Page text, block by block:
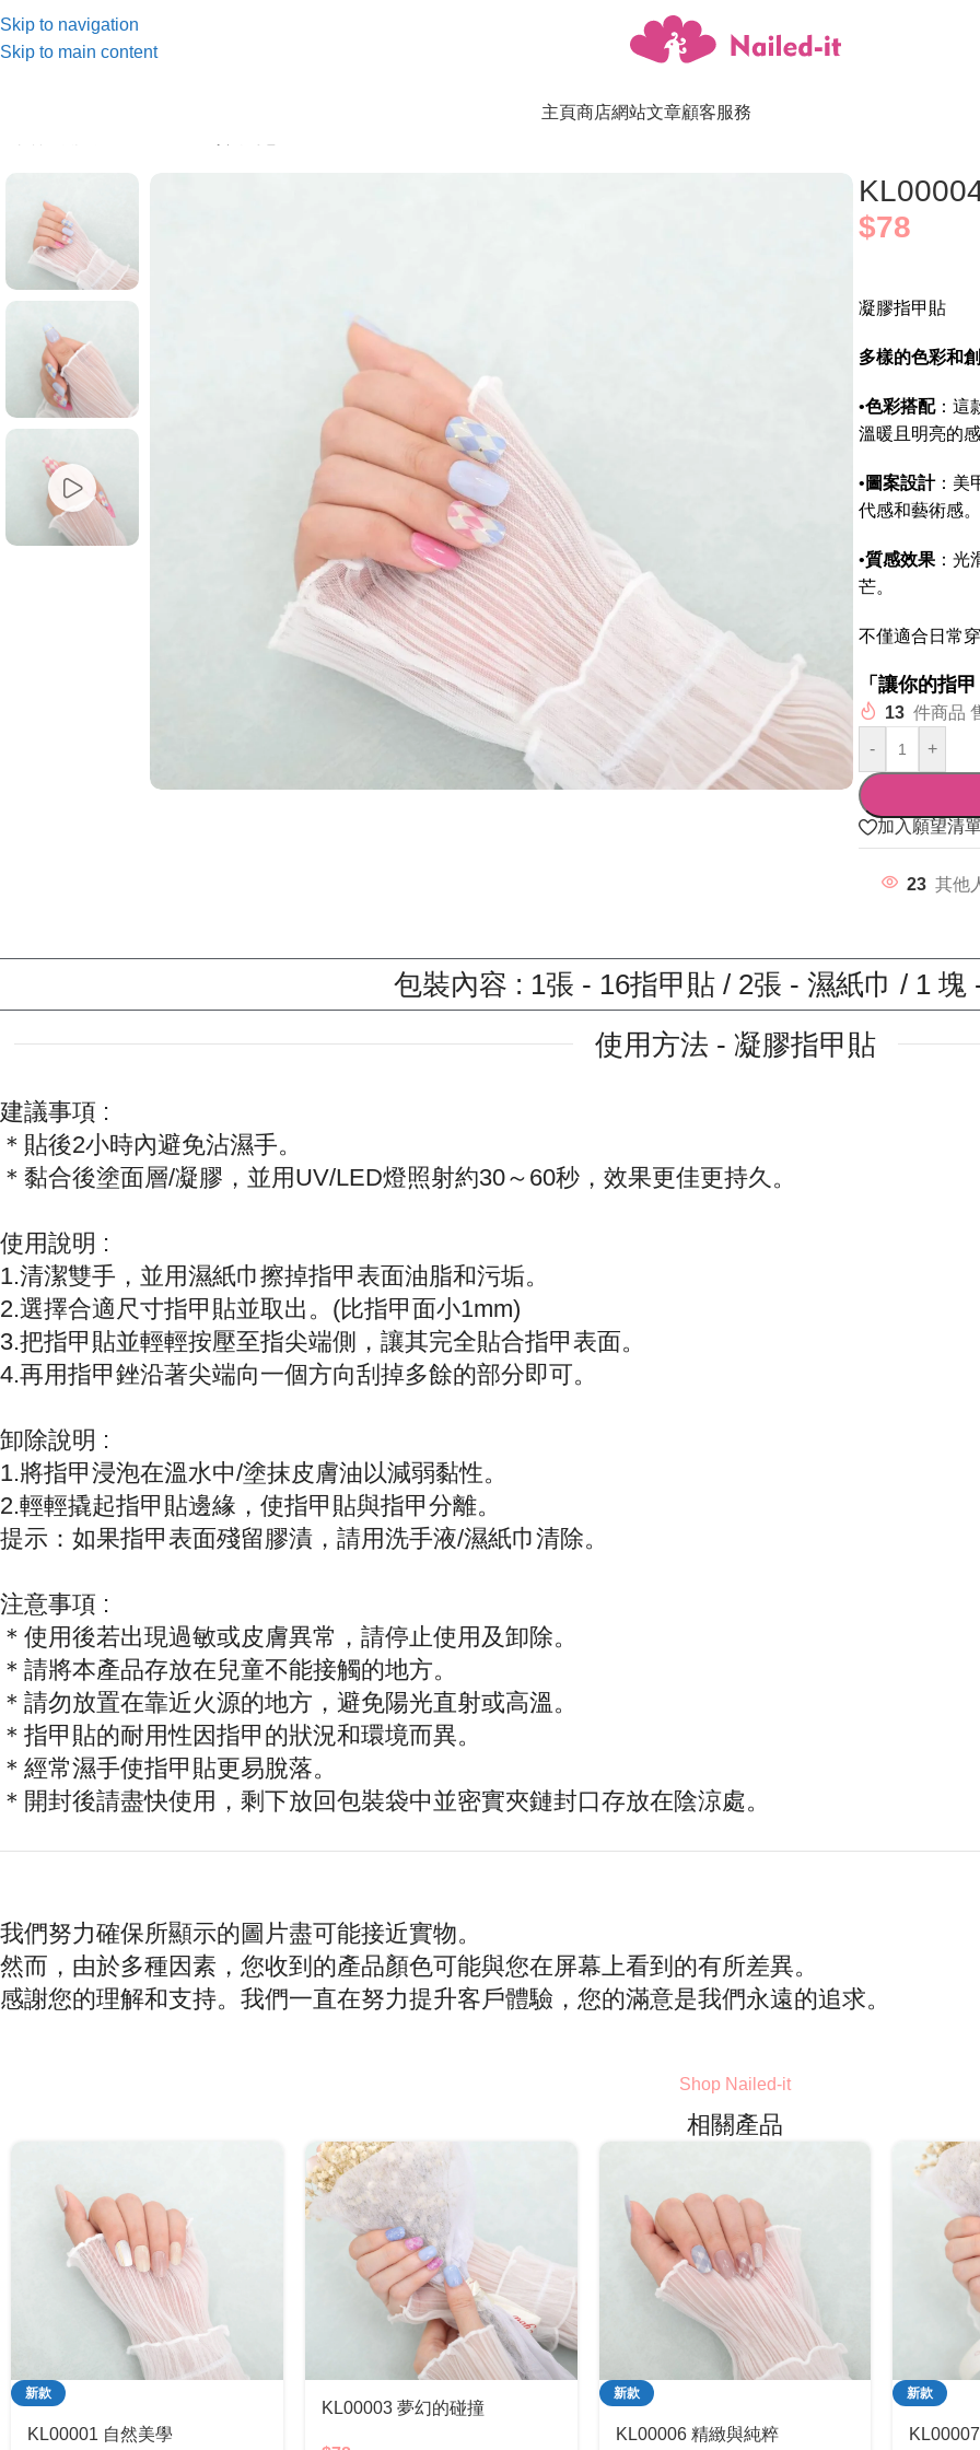
Skip to navigation
Skip to main content
主頁商店網站文章顧客服務
$78
凝膠指甲貼
多樣的色彩和
•色彩搭配：這
溫暖且明亮的
• 圖案設計：美
代感和藝術感。
•質感效果：光
芒。
不僅適合日常
「讓你的指
13 件商品
-
+
加入願望清
23 其他
包裝內容 : 1張 - 16指甲貼 / 2張 - 濕紙巾 / 1 塊
使用方法 - 凝膠指甲貼
建議事項 :
＊貼後2小時內避免沾濕手。
＊黏合後塗面層/凝膠，並用UV/LED燈照射約30～60秒，效果更佳更持久。
使用說明 :
1.清潔雙手，並用濕紙巾擦掉指甲表面油脂和污垢。
2.選擇合適尺寸指甲貼並取出。(比指甲面小1mm)
3.把指甲貼並輕輕按壓至指尖端側，讓其完全貼合指甲表面。
4.再用指甲銼沿著尖端向一個方向刮掉多餘的部分即可。
卸除說明 :
1.將指甲浸泡在溫水中/塗抹皮膚油以減弱黏性。
2.輕輕撬起指甲貼邊緣，使指甲貼與指甲分離。
提示：如果指甲表面殘留膠漬，請用洗手液/濕紙巾清除。
注意事項 :
＊使用後若出現過敏或皮膚異常，請停止使用及卸除。
＊請將本產品存放在兒童不能接觸的地方。
＊請勿放置在靠近火源的地方，避免陽光直射或高溫。
＊指甲貼的耐用性因指甲的狀況和環境而異。
＊經常濕手使指甲貼更易脫落。
＊開封後請盡快使用，剩下放回包裝袋中並密實夾鏈封口存放在陰涼處。
我們努力確保所顯示的圖片盡可能接近實物。
然而，由於多種因素，您收到的產品顏色可能與您在屏幕上看到的有所差異。
感謝您的理解和支持。我們一直在努力提升客戶體驗，您的滿意是我們永遠的追求。
Shop Nailed-it
相關產品
新款
KL00001 自然美學
KL00003 夢幻的碰撞
新款
KL00006 精緻與純粹
新款